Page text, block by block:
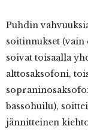
Puhdin
soitinnukset
soivat toisaalla
alttosaksofoni,
bassohuilu),
jännitteinen